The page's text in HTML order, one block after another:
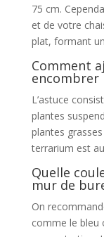
75 cm.
et de votre
plat, formant
Comment
encombrer
L’astuce
plantes
plantes
terrarium est
Quelle
mur de
On
comme le bleu